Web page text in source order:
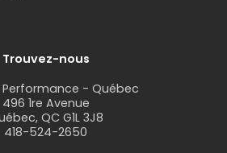
Trouvez-nous
Performance - Québec
496 1re Avenue
QC G1L 3J8
418-524-2650